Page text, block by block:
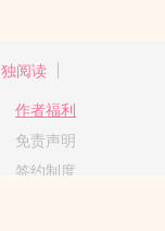
独阅读
作者福利
免责声明
签约制度